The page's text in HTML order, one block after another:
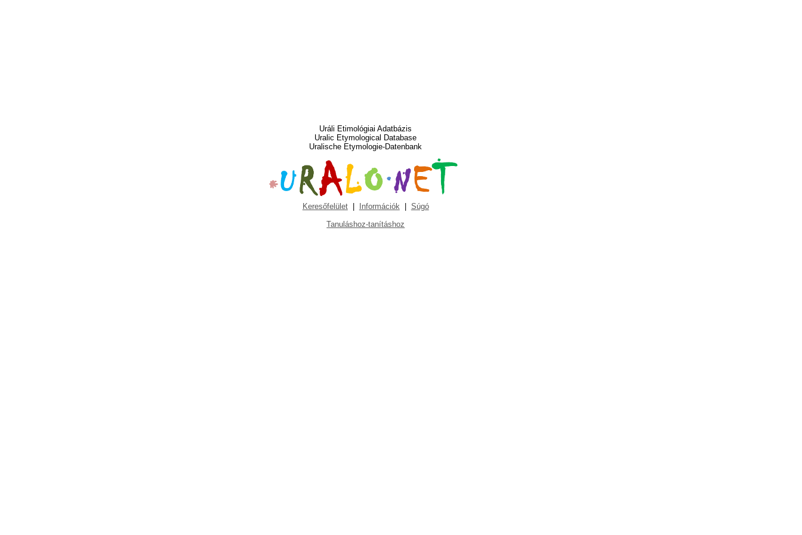
Uráli Etimológiai Adatbázis
Uralic Etymological Database
Uralische Etymologie-Datenbank
Keresőfelület| Információk| Súgó
Tanuláshoz-tanításhoz